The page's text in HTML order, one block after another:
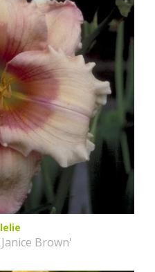
Brown'